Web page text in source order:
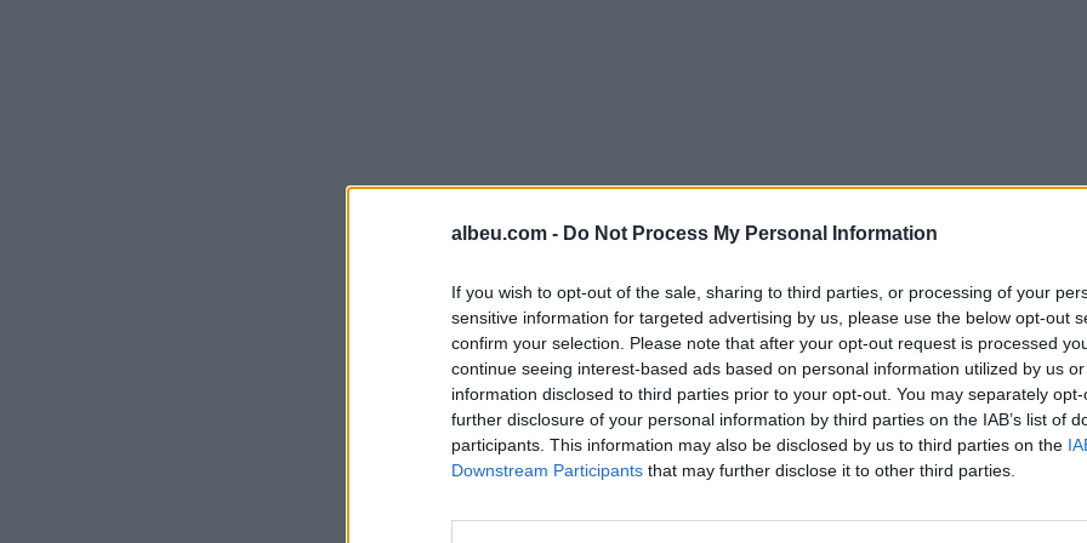
albeu.com - Do Not Process My Personal Information
If you wish to opt-out of the sale, sharing to third parties, or processing of your
sensitive information for targeted advertising by us, please use the below opt-out
confirm your selection. Please note that after your opt-out request is processed
continue seeing interest-based ads based on personal information utilized by us
information disclosed to third parties prior to your opt-out. You may separately
further disclosure of your personal information by third parties on the IAB’s list of
participants. This information may also be disclosed by us to third parties on the
Downstream Participants that may further disclose it to other third parties.